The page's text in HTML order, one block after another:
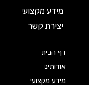
מידע מקצועי
יצירת קשר
דף הבית
אודותינו
מידע מקצועי